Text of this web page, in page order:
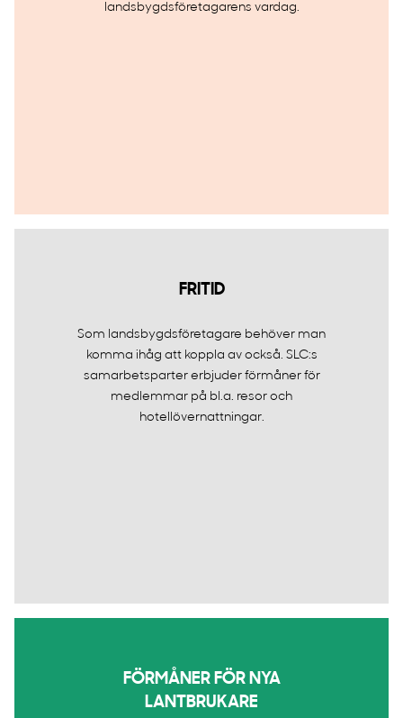
landsbygdsföretagarens vardag.
FRITID
Som landsbygdsföretagare behöver man
komma ihåg att koppla av också. SLC:s
samarbetsparter erbjuder förmåner för
medlemmar på bl.a. resor och
hotellövernattningar.
FÖRMÅNER FÖR NYA
LANTBRUKARE